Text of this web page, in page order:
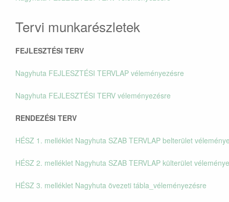
Tervi munkarészletek
FEJLESZTÉSI TERV
Nagyhuta FEJLESZTÉSI TERVLAP véleményezésre
Nagyhuta FEJLESZTÉSI TERV véleményezésre
RENDEZÉSI TERV
HÉSZ 1. melléklet Nagyhuta SZAB TERVLAP belterület
HÉSZ 2. melléklet Nagyhuta SZAB TERVLAP külterület
HÉSZ 3. melléklet Nagyhuta övezeti tábla_véleményezésre